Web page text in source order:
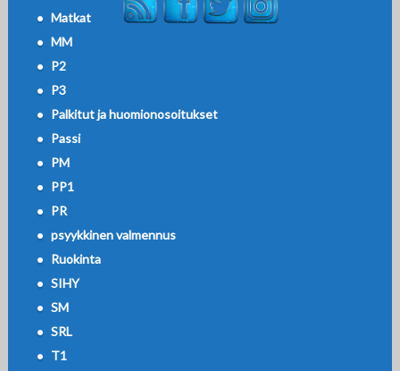
Matkat
MM
P2
P3
Palkitut ja huomionosoitukset
Passi
PM
PP1
PR
psyykkinen valmennus
Ruokinta
SIHY
SM
SRL
T1